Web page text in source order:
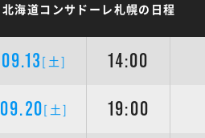
北海道コンサドーレ札幌の日程
09.13 [土] 14:00
09.20[土] 19:00